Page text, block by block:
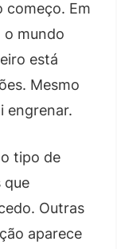
começo. Em
mundo
está
Mesmo
engrenar.
tipo de
que
Outras
aparece